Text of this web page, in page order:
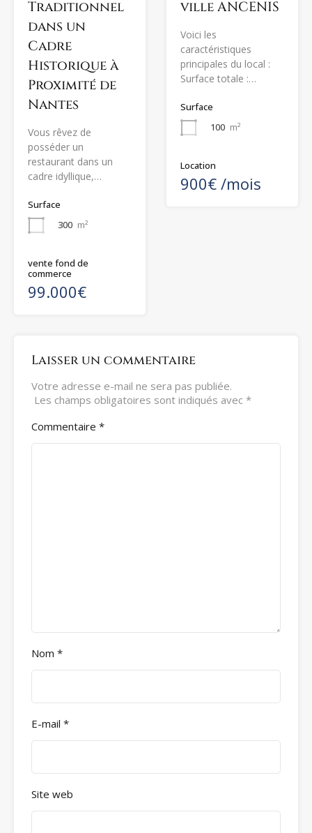
Traditionnel
dans un
Cadre
Historique à
Proximité de
Nantes
Vous rêvez de
posséder un
restaurant dans un
cadre idyllique,…
Surface
300 m²
vente fond de
commerce
99.000€
ville ANCENIS
Voici les
caractéristiques
principales du local :
Surface totale :…
Surface
100 m²
Location
900€ /mois
Laisser un commentaire
Votre adresse e-mail ne sera pas publiée.
Les champs obligatoires sont indiqués avec *
Commentaire *
Nom *
E-mail *
Site web